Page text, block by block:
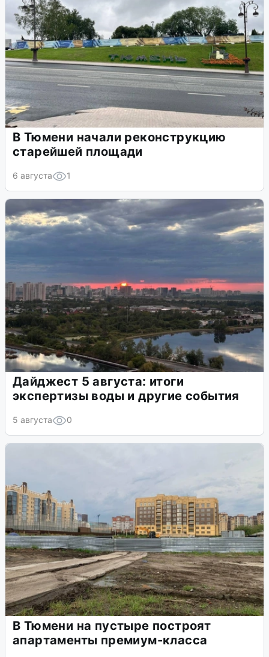
В Тюмени начали реконструкцию
старейшей площади
6 августа 1
Дайджест 5 августа: итоги
экспертизы воды и другие события
5 августа 0
В Тюмени на пустыре построят
апартаменты премиум-класса